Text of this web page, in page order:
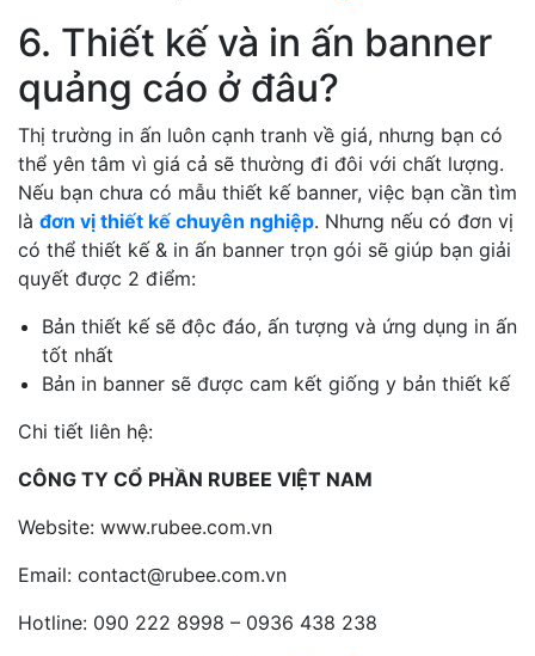
6. Thiết kế và in ấn banner
quảng cáo ở đâu?
Thị trường in ấn luôn cạnh tranh về giá, nhưng bạn có
thể yên tâm vì giá cả sẽ thường đi đôi với chất lượng.
Nếu bạn chưa có mẫu thiết kế banner, việc bạn cần tìm
là đơn vị thiết kế chuyên nghiệp. Nhưng nếu có đơn vị
có thể thiết kế & in ấn banner trọn gói sẽ giúp bạn giải
quyết được 2 điểm:
Bản thiết kế sẽ độc đáo, ấn tượng và ứng dụng in ấn
tốt nhất
Bản in banner sẽ được cam kết giống y bản thiết kế
Chi tiết liên hệ:
CÔNG TY CỔ PHẦN RUBEE VIỆT NAM
Website: www.rubee.com.vn
Email: contact@rubee.com.vn
Hotline: 090 222 8998 – 0936 438 238